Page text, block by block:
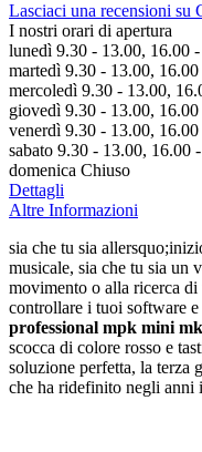
Lasciaci una recensioni su
I nostri orari di apertura
lunedì 9.30 - 13.00, 16.00
martedì 9.30 - 13.00,
mercoledì 9.30 - 13.00,
giovedì 9.30 - 13.00,
venerdì 9.30 - 13.00,
sabato 9.30 - 13.00, 16.00
domenica Chiuso
Dettagli
Altre Informazioni
sia che tu sia
musicale, sia che tu sia un
movimento o alla ricerca
controllare i tuoi software
professional mpk mini
scocca di colore rosso e
soluzione perfetta, la terza
che ha ridefinito negli anni